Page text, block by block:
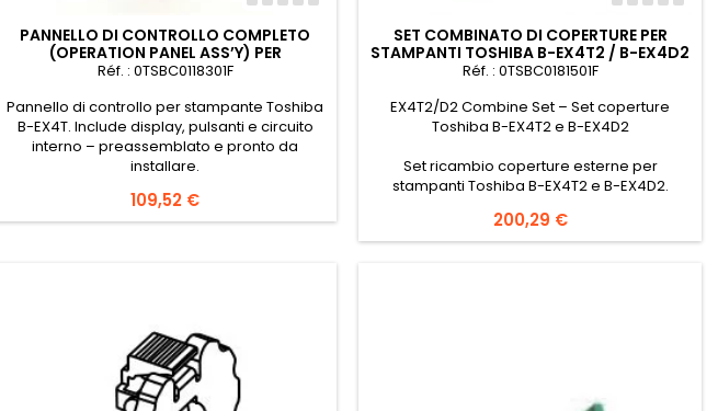
PANNELLO DI CONTROLLO COMPLETO
(OPERATION PANEL ASS’Y) PER
STAMPANTE TOSHIBA B-EX4T
Réf. : 0TSBC0118301F
Pannello di controllo per stampante Toshiba
B-EX4T. Include display, pulsanti e circuito
interno – preassemblato e pronto da
installare.
Prezzo
109,52 €
SET COMBINATO DI COPERTURE PER
STAMPANTI TOSHIBA B-EX4T2 / B-EX4D2
– (EX4T1 COVER COMBINE)
Réf. : 0TSBC0181501F
EX4T2/D2 Combine Set – Set coperture
Toshiba B-EX4T2 e B-EX4D2
Set ricambio coperture esterne per
stampanti Toshiba B-EX4T2 e B-EX4D2.
Prezzo
200,29 €